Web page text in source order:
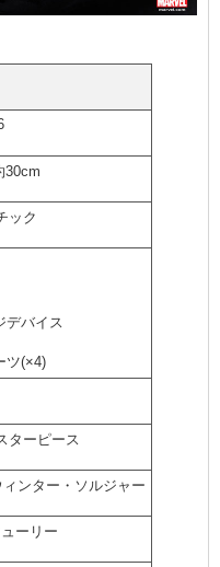
30cm
ック
デバイス
ツ(×4)
ターピース
ンター・ソルジャー
ーリー